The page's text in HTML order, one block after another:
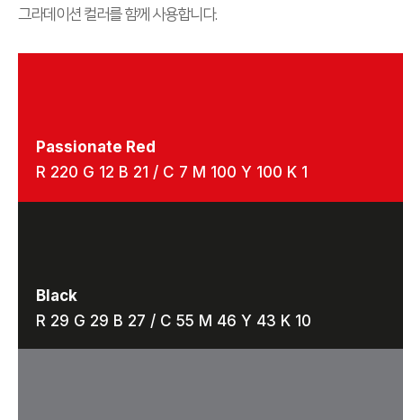
그라데이션 컬러를 함께 사용합니다.
Passionate Red
R 220 G 12 B 21 / C 7 M 100 Y 100 K 1
Black
R 29 G 29 B 27 / C 55 M 46 Y 43 K 10